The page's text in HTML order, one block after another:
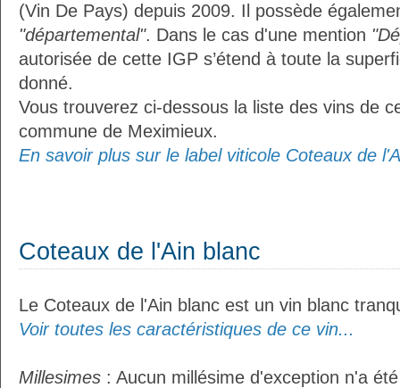
(Vin De Pays) depuis 2009. Il possède
"départemental". Dans le cas d'une mention
autorisée de cette IGP s’étend à toute la
donné.
Vous trouverez ci-dessous la liste des vins de
commune de Meximieux.
En savoir plus sur le label viticole Coteaux de
Coteaux de l'Ain blanc
Le Coteaux de l'Ain blanc est un vin blanc
Voir toutes les caractéristiques de ce vin...
Millesimes : Aucun millésime d'exception n'a